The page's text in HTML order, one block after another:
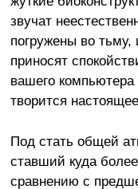
звучат
погружены во
приносят
вашего
творится
Под стать общей
ставший куда
сравнению с